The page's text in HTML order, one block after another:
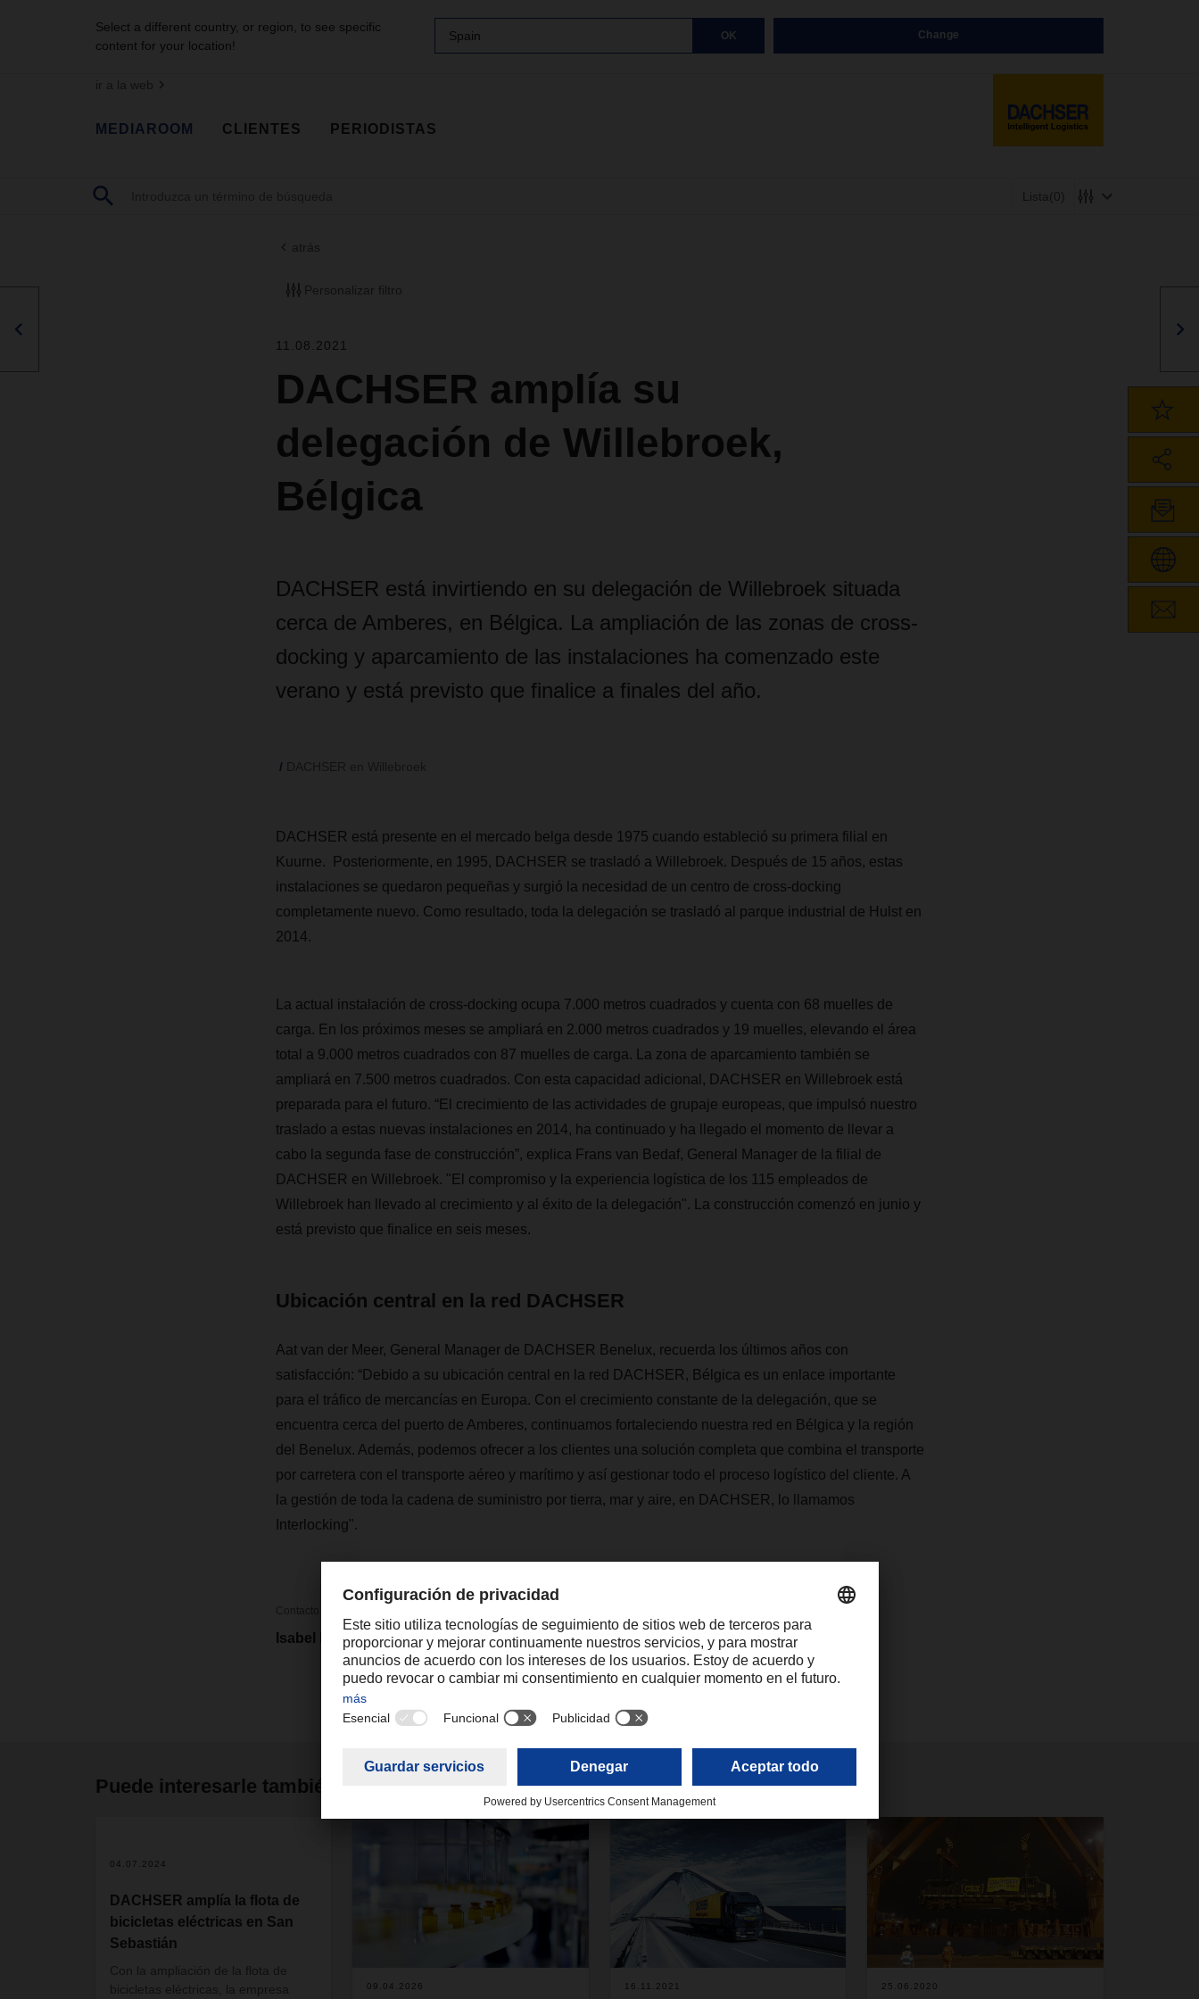
Select a different country, or region, to see specific
content for your location!
Spain OK Change
ir a la web
MEDIAROOM CLIENTES PERIODISTAS
Lista (0)
atrás
Personalizar filtro
11.08.2021
DACHSER amplía su
delegación de Willebroek,
Bélgica
DACHSER está invirtiendo en su delegación de Willebroek situada
cerca de Amberes, en Bélgica. La ampliación de las zonas de cross-
docking y aparcamiento de las instalaciones ha comenzado este
verano y está previsto que finalice a finales del año.
DACHSER está presente en el mercado belga desde 1975 cuando estableció su primera filial en
Kuurne. Posteriormente, en 1995, DACHSER se trasladó a Willebroek. Después de 15 años, estas
instalaciones se quedaron pequeñas y surgió la necesidad de un centro de cross-docking
completamente nuevo. Como resultado, toda la delegación se trasladó al parque industrial de Hulst en
2014.
La actual instalación de cross-docking ocupa 7.000 metros cuadrados y cuenta con 68 muelles de
carga. En los próximos meses se ampliará en 2.000 metros cuadrados y 19 muelles, elevando el área
total a 9.000 metros cuadrados con 87 muelles de carga. La zona de aparcamiento también se
ampliará en 7.500 metros cuadrados. Con esta capacidad adicional, DACHSER en Willebroek está
preparada para el futuro. “El crecimiento de las actividades de grupaje europeas, que impulsó nuestro
traslado a estas nuevas instalaciones en 2014, ha continuado y ha llegado el momento de llevar a
cabo la segunda fase de construcción”, explica Frans van Bedaf, General Manager de la filial de
DACHSER en Willebroek. "El compromiso y la experiencia logística de los 115 empleados de
Willebroek han llevado al crecimiento y al éxito de la delegación". La construcción comenzó en junio y
está previsto que finalice en seis meses.
Ubicación central en la red DACHSER
Aat van der Meer, General Manager de DACHSER Benelux, recuerda los últimos años con
satisfacción: “Debido a su ubicación central en la red DACHSER, Bélgica es un enlace importante
para el tráfico de mercancías en Europa. Con el crecimiento constante de la delegación, que se
encuentra cerca del puerto de Amberes, continuamos fortaleciendo nuestra red en Bélgica y la región
del Benelux. Además, podemos ofrecer a los clientes una solución completa que combina el transporte
por carretera con el transporte aéreo y marítimo y así gestionar todo el proceso logístico del cliente. A
la gestión de toda la cadena de suministro por tierra, mar y aire, en DACHSER, lo llamamos
Interlocking".
Contacto
Isabel Monteiro isabel.monteiro@dachser.com
Puede interesarle también
04.07.2024
DACHSER amplía la flota de
bicicletas eléctricas en San
Sebastián
Con la ampliación de la flota de
bicicletas eléctricas, la empresa
09.04.2026 16.11.2021 25.06.2020